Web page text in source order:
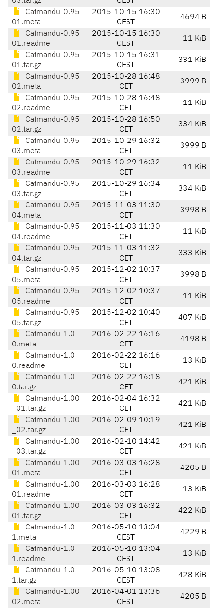
Catmandu-0.95
01.meta
2015-10-15 16:30
CEST
4694 B
Catmandu-0.95
01.readme
2015-10-15 16:30
CEST
11 KiB
Catmandu-0.95
01.tar.gz
2015-10-15 16:31
CEST
331 KiB
Catmandu-0.95
02.meta
2015-10-28 16:48
CET
3999 B
Catmandu-0.95
02.readme
2015-10-28 16:48
CET
11 KiB
Catmandu-0.95
02.tar.gz
2015-10-28 16:50
CET
334 KiB
Catmandu-0.95
03.meta
2015-10-29 16:32
CET
3999 B
Catmandu-0.95
03.readme
2015-10-29 16:32
CET
11 KiB
Catmandu-0.95
03.tar.gz
2015-10-29 16:34
CET
334 KiB
Catmandu-0.95
04.meta
2015-11-03 11:30
CET
3998 B
Catmandu-0.95
04.readme
2015-11-03 11:30
CET
11 KiB
Catmandu-0.95
04.tar.gz
2015-11-03 11:32
CET
333 KiB
Catmandu-0.95
05.meta
2015-12-02 10:37
CET
3998 B
Catmandu-0.95
05.readme
2015-12-02 10:37
CET
11 KiB
Catmandu-0.95
05.tar.gz
2015-12-02 10:40
CET
407 KiB
Catmandu-1.0
0.meta
2016-02-22 16:16
CET
4198 B
Catmandu-1.0
0.readme
2016-02-22 16:16
CET
13 KiB
Catmandu-1.0
0.tar.gz
2016-02-22 16:18
CET
421 KiB
Catmandu-1.00
_01.tar.gz
2016-02-04 16:32
CET
421 KiB
Catmandu-1.00
_02.tar.gz
2016-02-09 10:19
CET
421 KiB
Catmandu-1.00
_03.tar.gz
2016-02-10 14:42
CET
421 KiB
Catmandu-1.00
01.meta
2016-03-03 16:28
CET
4205 B
Catmandu-1.00
01.readme
2016-03-03 16:28
CET
13 KiB
Catmandu-1.00
01.tar.gz
2016-03-03 16:32
CET
422 KiB
Catmandu-1.0
1.meta
2016-05-10 13:04
CEST
4229 B
Catmandu-1.0
1.readme
2016-05-10 13:04
CEST
13 KiB
Catmandu-1.0
1.tar.gz
2016-05-10 13:08
CEST
428 KiB
Catmandu-1.00
02.meta
2016-04-01 13:36
CEST
4205 B